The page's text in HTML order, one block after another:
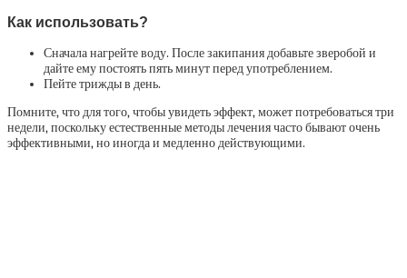
Как использовать?
Сначала нагрейте воду. После закипания добавьте зверобой и
дайте ему постоять пять минут перед употреблением.
Пейте трижды в день.
Помните, что для того, чтобы увидеть эффект, может потребоваться три
недели, поскольку естественные методы лечения часто бывают очень
эффективными, но иногда и медленно действующими.